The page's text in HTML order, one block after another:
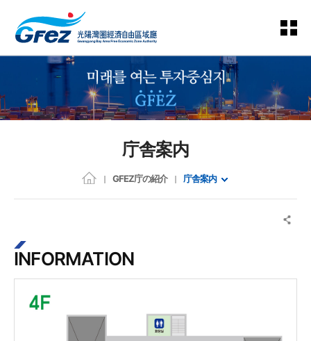
庁舎案内
GFEZ庁の紹介 庁舎案内
INFORMATION